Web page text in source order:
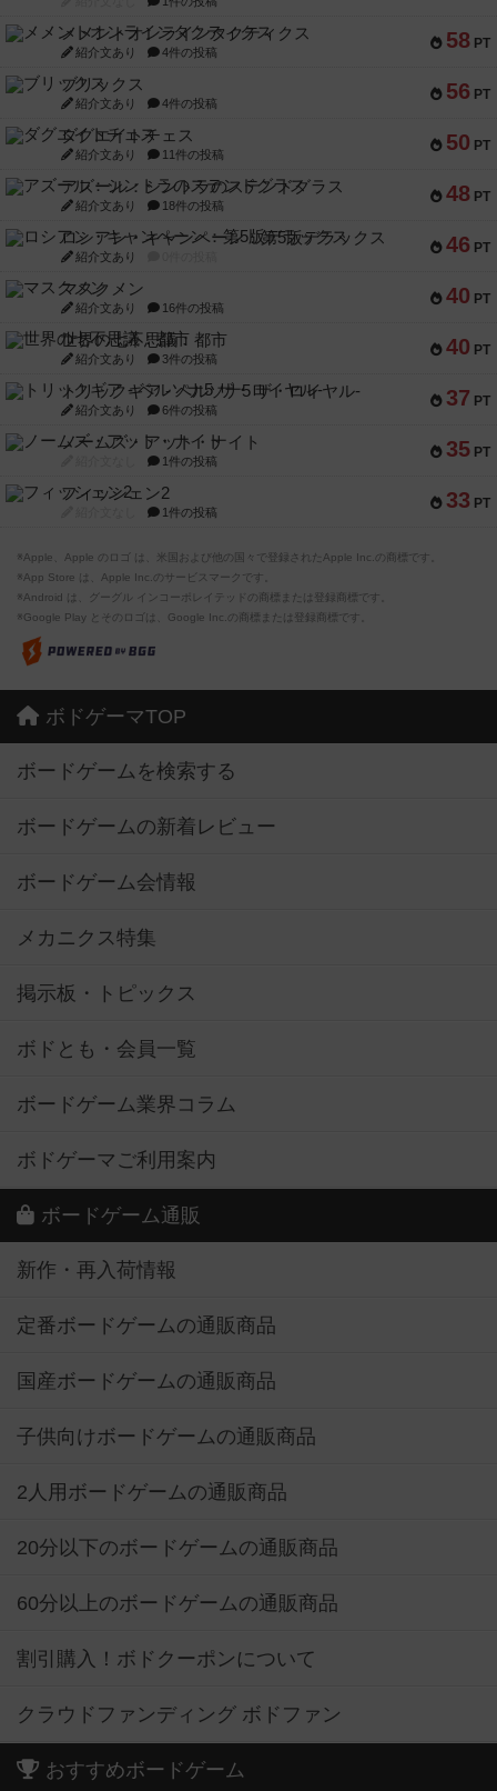
58 PT
メメントオンラインタクティクス
紹介文あり 4件の投稿
56 PT
ブリックス
紹介文あり 4件の投稿
50 PT
ダグエイトチェス
紹介文あり 11件の投稿
48 PT
アズール：シントラのステンドグラス
紹介文あり 18件の投稿
46 PT
ロシアン・キャンペーン：第5版デラックス
紹介文あり
40 PT
マスクメン
紹介文あり 16件の投稿
40 PT
世界の七不思議：都市
紹介文あり 3件の投稿
37 PT
トリックギア - ペルソナ5 ザ・ロイヤル-
紹介文あり 6件の投稿
35 PT
ノームズ・アット・ナイト
1件の投稿
33 PT
フィッシェン2
1件の投稿
※Apple、Apple のロゴ は、米国および他の国々で登録されたApple Inc.の商標です。
※App Store は、Apple Inc.のサービスマークです。
※Android は、グーグル インコーポレイテッドの商標または登録商標です。
※Google Play とそのロゴは、Google Inc.の商標または登録商標です。
ボドゲーマTOP
ボードゲームを検索する
ボードゲームの新着レビュー
ボードゲーム会情報
メカニクス特集
掲示板・トピックス
ボドとも・会員一覧
ボードゲーム業界コラム
ボドゲーマご利用案内
ボードゲーム通販
新作・再入荷情報
定番ボードゲームの通販商品
国産ボードゲームの通販商品
子供向けボードゲームの通販商品
2人用ボードゲームの通販商品
20分以下のボードゲームの通販商品
60分以上のボードゲームの通販商品
割引購入！ボドクーポンについて
クラウドファンディング ボドファン
おすすめボードゲーム